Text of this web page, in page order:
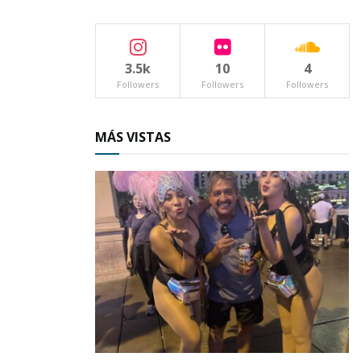
Luís López, «El Borrego»
Los integrantes del reconocido ballet folclórico
“Nunutzi” dieron una muestra de sus aptitudes
al ofrecer un amplio mosaico de estampas
musicales de distintas regiones del país.
3.5k
Followers
10
Followers
4
Followers
MÁS VISTAS